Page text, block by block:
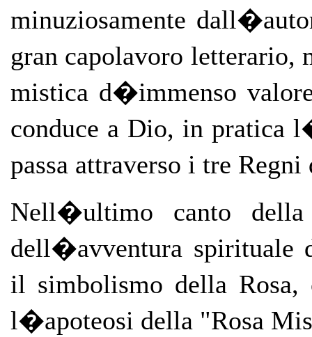
minuziosamente
gran capolavoro letterario,
mistica d�immenso
conduce a Dio, in pratica
passa attraverso i tre
Nell�ultimo canto
dell�avventura spirituale
il simbolismo della
l�apoteosi della "Rosa